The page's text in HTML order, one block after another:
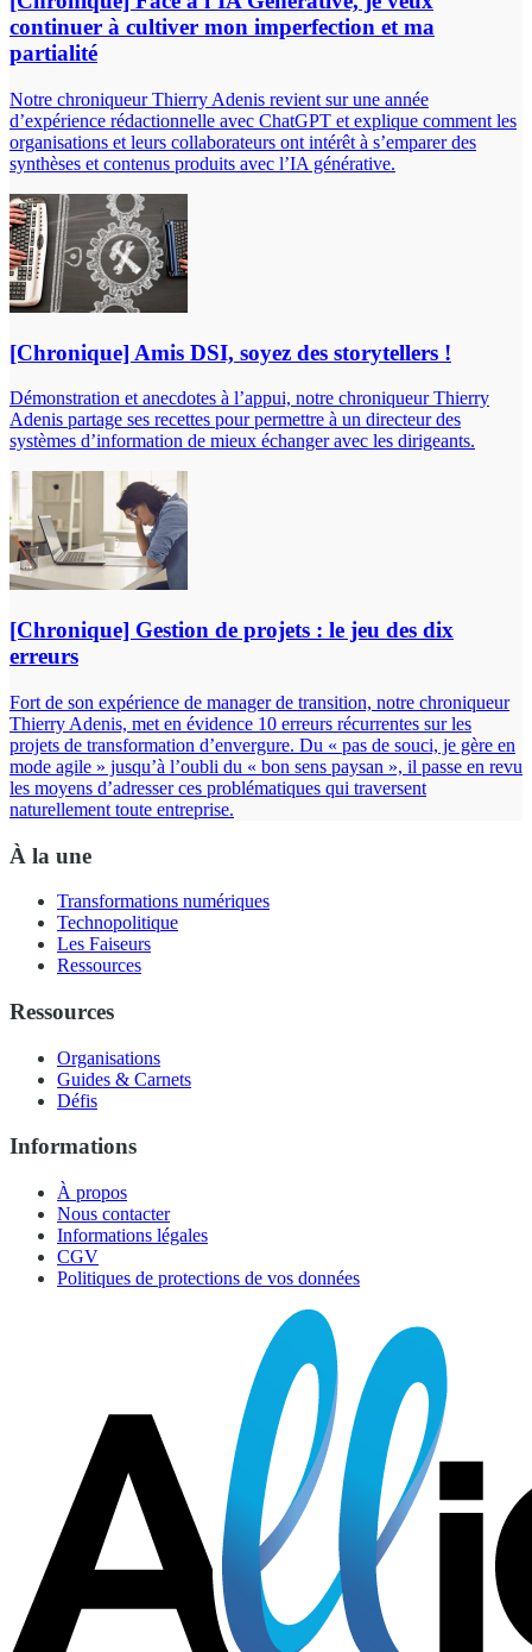
continuer à cultiver mon imperfection et ma
partialité
Notre chroniqueur Thierry Adenis revient sur une année
d’expérience rédactionnelle avec ChatGPT et explique comment les
organisations et leurs collaborateurs ont intérêt à s’emparer des
synthèses et contenus produits avec l’IA générative.
[Chronique] Amis DSI, soyez des storytellers !
Démonstration et anecdotes à l’appui, notre chroniqueur Thierry
Adenis partage ses recettes pour permettre à un directeur des
systèmes d’information de mieux échanger avec les dirigeants.
[Chronique] Gestion de projets : le jeu des dix
erreurs
Fort de son expérience de manager de transition, notre chroniqueur
Thierry Adenis, met en évidence 10 erreurs récurrentes sur les
projets de transformation d’envergure. Du « pas de souci, je gère en
mode agile » jusqu’à l’oubli du « bon sens paysan », il passe en revu
les moyens d’adresser ces problématiques qui traversent
naturellement toute entreprise.
À la une
Transformations numériques
Technopolitique
Les Faiseurs
Ressources
Ressources
Organisations
Guides & Carnets
Défis
Informations
À propos
Nous contacter
Informations légales
CGV
Politiques de protections de vos données